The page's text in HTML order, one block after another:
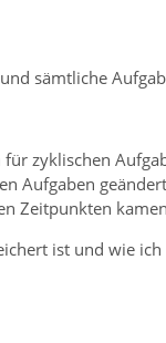
sämtliche
zyklischen
Aufgaben
Zeitpunkten
ist und wie ich